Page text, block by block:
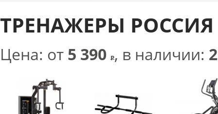
ТРЕНАЖЕРЫ РОССИЯ
Цена: от 5 390 Р, в наличии: